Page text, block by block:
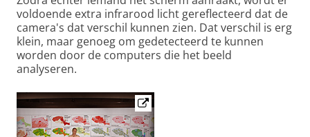
voldoende extra infrarood licht gereflecteerd dat de
camera's dat verschil kunnen zien. Dat verschil is erg
klein, maar genoeg om gedetecteerd te kunnen
worden door de computers die het beeld
analyseren.